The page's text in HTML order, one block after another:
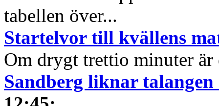
tabellen över...
Startelvor till kvällens
Om drygt trettio minuter är
Sandberg liknar talangen